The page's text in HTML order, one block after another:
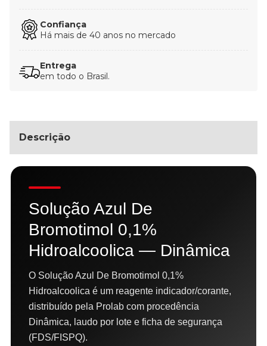
Confiança
Há mais de 40 anos no mercado
Entrega
em todo o Brasil.
Descrição
Solução Azul De
Bromotimol 0,1%
Hidroalcoolica — Dinâmica
O Solução Azul De Bromotimol 0,1%
Hidroalcoolica é um reagente indicador/corante,
distribuído pela Prolab com procedência
Dinâmica, laudo por lote e ficha de segurança
(FDS/FISPQ).